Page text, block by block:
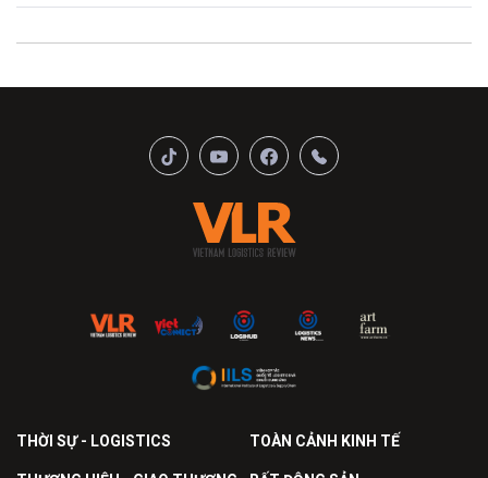
THỜI SỰ - LOGISTICS TOÀN CẢNH KINH TẾ